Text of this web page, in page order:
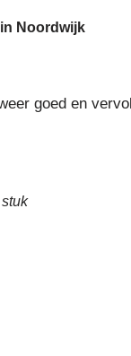
Noordwijk
goed en